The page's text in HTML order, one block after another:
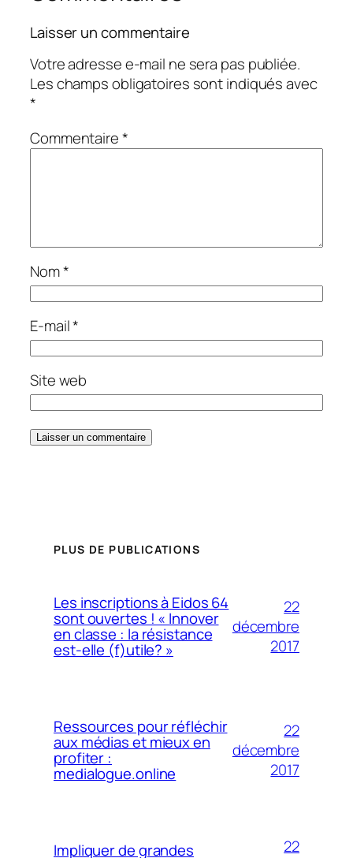
Laisser un commentaire
Votre adresse e-mail ne sera pas publiée.
Les champs obligatoires sont indiqués avec
*
Commentaire*
Nom*
E-mail*
Site web
PLUS DE PUBLICATIONS
Les inscriptions à Eidos 64
sont ouvertes ! « Innover
en classe : la résistance
est-elle (f)utile? »
22
décembre
2017
Ressources pour réfléchir
aux médias et mieux en
profiter :
medialogue.online
22
décembre
2017
Impliquer de grandes
22